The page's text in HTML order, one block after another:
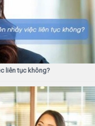
liên tục không?